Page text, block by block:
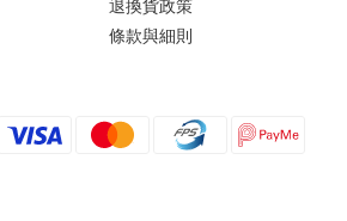
退換貨政策
條款與細則